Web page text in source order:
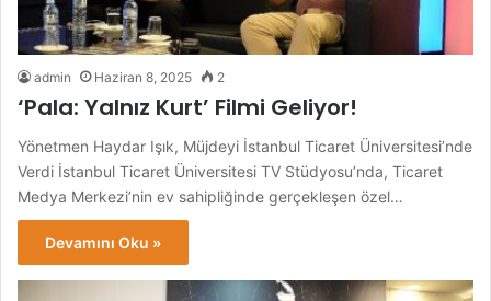
admin Haziran 8, 2025 2
‘Pala: Yalnız Kurt’ Filmi Geliyor!
Yönetmen Haydar Işık, Müjdeyi İstanbul Ticaret Üniversitesi’nde
Verdi İstanbul Ticaret Üniversitesi TV Stüdyosu’nda, Ticaret
Medya Merkezi’nin ev sahipliğinde gerçekleşen özel…
Devamını Oku »